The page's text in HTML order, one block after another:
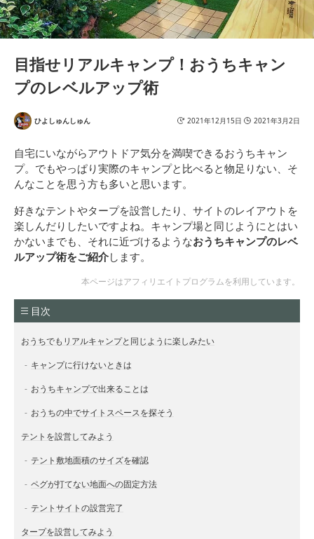
目指せリアルキャンプ！おうちキャン
プのレベルアップ術
ひよしゅんしゅん 2021年12月15日 2021年3月2日
自宅にいながらアウトドア気分を満喫できるおうちキャン
プ。でもやっぱり実際のキャンプと比べると物足りない、そ
んなことを思う方も多いと思います。
好きなテントやタープを設営したり、サイトのレイアウトを
楽しんだりしたいですよね。キャンプ場と同じようにとはい
かないまでも、それに近づけるようなおうちキャンプのレベ
ルアップ術をご紹介します。
本ページはアフィリエイトプログラムを利用しています。
目次
おうちでもリアルキャンプと同じように楽しみたい
キャンプに行けないときは
おうちキャンプで出来ることは
おうちの中でサイトスペースを探そう
テントを設営してみよう
テント敷地面積のサイズを確認
ペグが打てない地面への固定方法
テントサイトの設営完了
タープを設営してみよう